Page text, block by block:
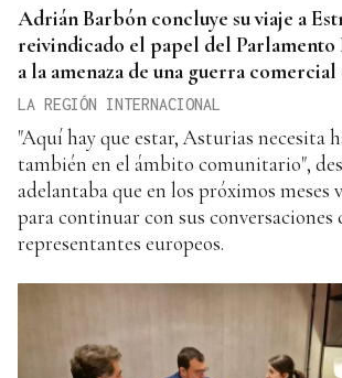
Adrián Barbón concluye su viaje a
reivindicado el papel del
a la amenaza de una guerra
LA REGIÓN INTERNACIONAL
"Aquí hay que estar, Asturias necesita
también en el ámbito comunitario",
adelantaba que en los próximos meses
para continuar con sus conversaciones
representantes europeos.